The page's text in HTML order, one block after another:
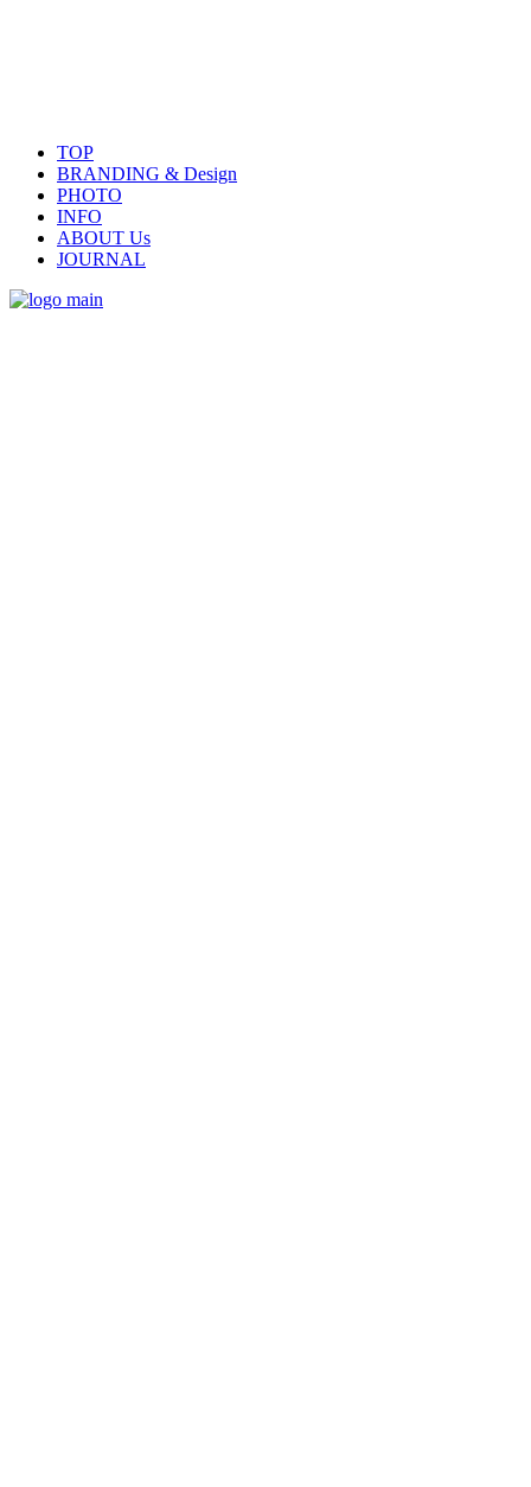
TOP
BRANDING & Design
PHOTO
INFO
ABOUT Us
JOURNAL